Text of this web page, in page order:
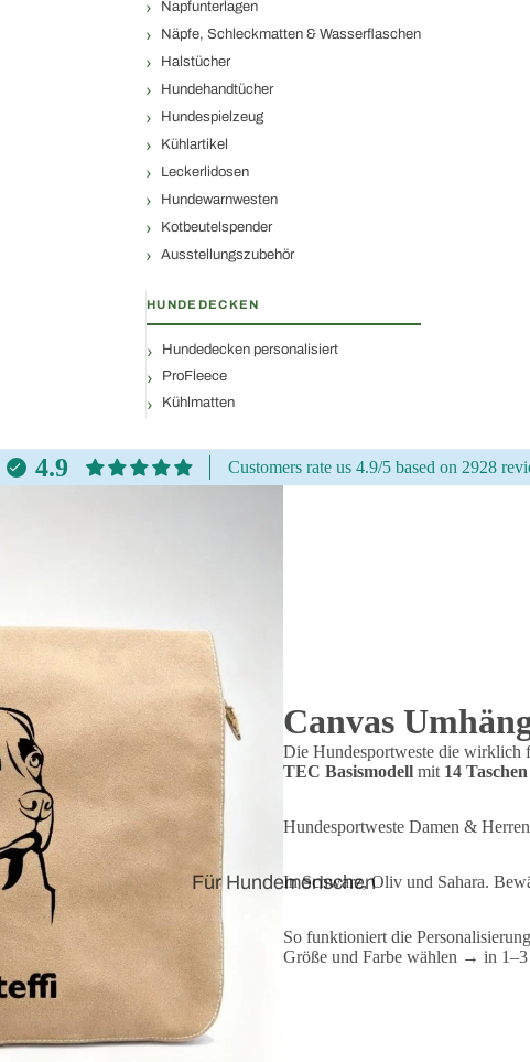
Napfunterlagen
Näpfe, Schleckmatten & Wasserflaschen
Halstücher
Hundehandtücher
Hundespielzeug
Kühlartikel
Leckerlidosen
Hundewarnwesten
Kotbeutelspender
Ausstellungszubehör
HUNDEDECKEN
Hundedecken personalisiert
ProFleece
Kühlmatten
Für Hundemenschen
4.9 Customers rate us 4.9/5 based on 2928
Canvas
Die Hundesportweste die wirklich
TEC Basismodell mit 14 Taschen
Hundesportweste Damen &
In Schwarz, Oliv und Sahara.
So funktioniert die
Größe und Farbe wählen → in 1–3